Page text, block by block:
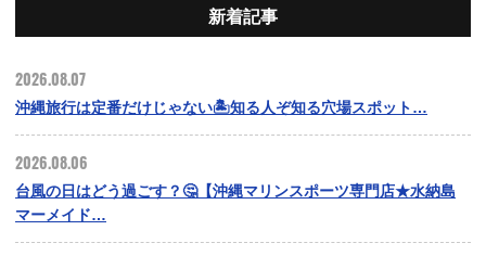
新着記事
2026.08.07
沖縄旅行は定番だけじゃない🏝️知る人ぞ知る穴場スポット…
2026.08.06
台風の日はどう過ごす？🤔【沖縄マリンスポーツ専門店★水納島
マーメイド…